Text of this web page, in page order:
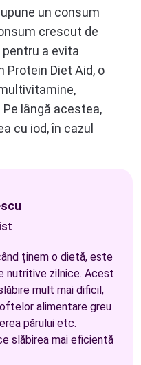
un consum
crescut de
a evita
Protein Diet Aid, o
lângă acestea,
cu iod, în cazul
ținem o dietă, este
nutritive zilnice. Acest
mult mai dificil,
alimentare greu
părului etc.
slăbirea mai eficientă